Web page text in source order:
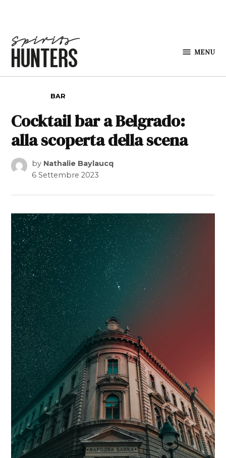
MENU
BAR
Cocktail bar a Belgrado:
alla scoperta della scena
by Nathalie Baylaucq
6 Settembre 2023